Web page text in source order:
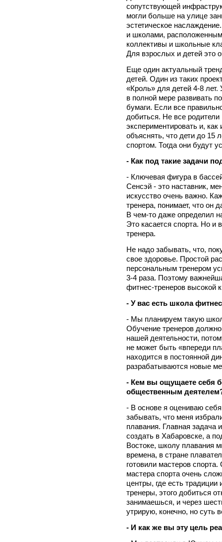
сопутствующей
могли больше на улице
эстетическое
и школами,
коллективы и школьные
Для взрослых и детей это
Еще один актуальный
детей. Один из таких
«Кроль» для детей 4-8
в полной мере развивать
бумаги. Если все
добиться. Не все
экспериментировать и,
объяснять, что дети до 15
спортом. Тогда они будут
- Как под такие задачи
- Ключевая фигура в
Сенсэй - это наставник,
искусство очень важно.
тренера, понимает, что он
В чем-то даже определил
Это касается спорта. Но и
тренера.
Не надо забывать, что,
свое здоровье. Простой
персональным тренером
3-4 раза. Поэтому
фитнес-тренеров высокой
- У вас есть школа
- Мы планируем такую
Обучение тренеров
нашей деятельности,
не может быть «впереди
находится в постоянной
разрабатываются новые
- Кем вы ощущаете себя
общественным
- В основе я оцениваю
забывать, что меня
плавания. Главная задача
создать в Хабаровске, а
Востоке, школу плавания
времена, в стране
готовили мастеров
мастера спорта очень
центры, где есть
тренеры, этого добиться
занимаешься, и через
утрирую, конечно, но суть
- И как же вы эту цель